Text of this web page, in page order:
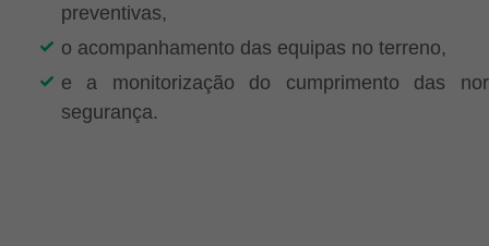
preventivas,
o acompanhamento das equipas no terreno,
e a monitorização do cumprimento das
segurança.